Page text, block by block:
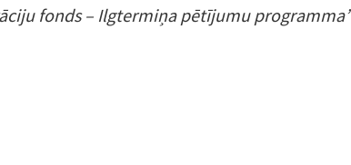
fonds – Ilgtermiņa pētījumu